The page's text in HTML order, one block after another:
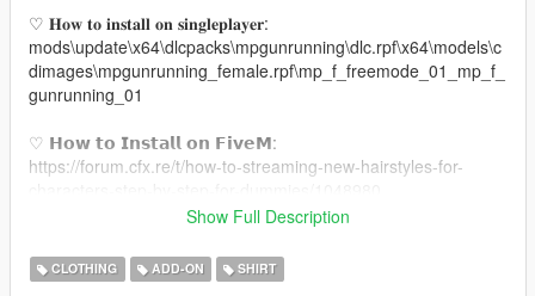
♡ 𝐇𝐨𝐰 𝐭𝐨 𝐢𝐧𝐬𝐭𝐚𝐥𝐥 𝐨𝐧 𝐬𝐢𝐧𝐠𝐥𝐞𝐩𝐥𝐚𝐲𝐞𝐫:
mods\update\x64\dlcpacks\mpgunrunning\dlc.rpf\x64\models\c
dimages\mpgunrunning_female.rpf\mp_f_freemode_01_mp_f_
gunrunning_01
♡ 𝗛𝗼𝘄 𝘁𝗼 𝗜𝗻𝘀𝘁𝗮𝗹𝗹 𝗼𝗻 𝗙𝗶𝘃𝗲𝗠:
https://forum.cfx.re/t/how-to-streaming-new-hairstyles-for-
https://www.nitropanic.net/2021/05/miletah.html
Show Full Description
CLOTHING ADD-ON SHIRT